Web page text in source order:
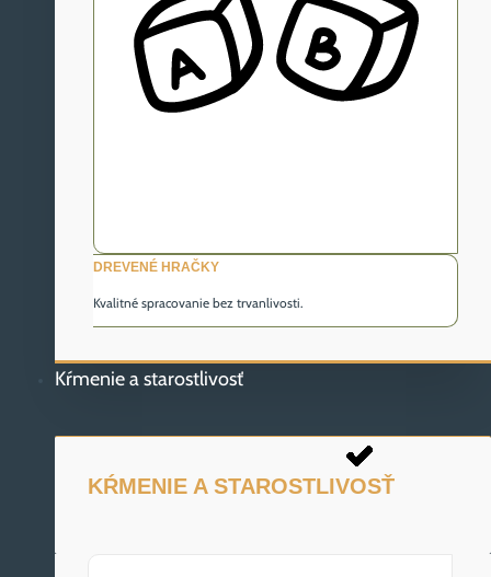
DREVENÉ HRAČKY
Kvalitné spracovanie bez trvanlivosti.
Kŕmenie a starostlivosť
KŔMENIE A STAROSTLIVOSŤ